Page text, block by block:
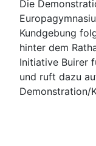
Die
Kundgebung
hinter dem
Initiative Buirer
und ruft dazu
Demonstration/